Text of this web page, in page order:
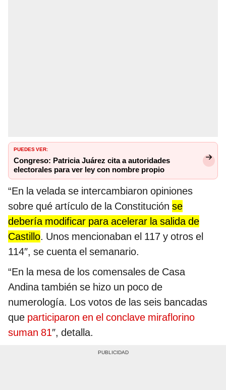
PUEDES VER:
Congreso: Patricia Juárez cita a autoridades
electorales para ver ley con nombre propio
“En la velada se intercambiaron opiniones
sobre qué artículo de la Constitución se
debería modificar para acelerar la salida de
Castillo. Unos mencionaban el 117 y otros el
114″, se cuenta el semanario.
“En la mesa de los comensales de Casa
Andina también se hizo un poco de
numerología. Los votos de las seis bancadas
que participaron en el conclave miraflorino
suman 81″, detalla.